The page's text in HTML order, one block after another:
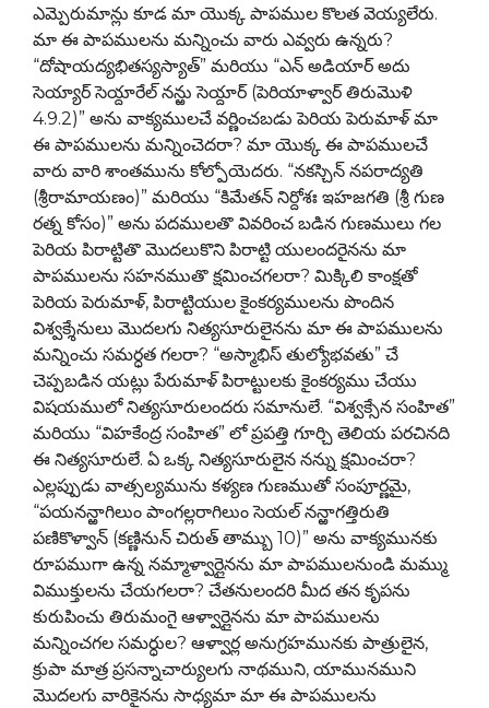
ఎమ్పెరుమాన్లు కూడ మా యొక్క పాపముల కొలత వెయ్యలేరు.
మా ఈ పాపములను మన్నించు వారు ఎవ్వరు ఉన్నరు?
“దోషాయద్యభితస్యస్యాత్” మరియు “ఎన్ అడియార్ అదు
సెయ్యార్ సెయ్దారేల్ నన్ఱు సెయ్దార్ (పెరియాళ్వార్ తిరుమొళి
4.9.2)” అను వాక్యములచే వర్ణించబడు పెరియ పెరుమాళ్ మా
ఈ పాపములను మన్నించెదరా? మా యొక్క ఈ పాపములచే
వారు వారి శాంతమును కోల్పోయెదరు. “నకస్చిన్ నపరాద్యతి
(శ్రీరామాయణం)” మరియు “కిమేతన్ నిర్దోశః ఇహజగతి (శ్రీ గుణ
రత్న కోసం)” అను పదములతొ వివరించ బడిన గుణములు గల
పెరియ పిరాట్టితొ మొదలుకొని పిరాట్టి యులందరైనను మా
పాపములను సహనముతొ క్షమించగలరా? మిక్కిలి కాంక్షతో
పెరియ పెరుమాళ్, పిరాట్టియుల కైంకర్యములను పొందిన
విశ్వక్శేనులు మొదలగు నిత్యసూరులైనను మా ఈ పాపములను
మన్నించు సమర్ధత గలరా? “అస్మాభిస్ తుల్యోభవతు” చే
చెప్పబడిన యట్లు పేరుమాళ్ పిరాట్టులకు కైంకర్యము చేయు
విషయములో నిత్యసూరులందరు సమానులే. “విశ్వక్సేన సంహిత”
మరియు “విహకేంద్ర సంహిత” లో ప్రపత్తి గూర్చి తెలియ పరచినది
ఈ నిత్యసూరులే. ఏ ఒక్క నిత్యసూరులైన నన్ను క్షమించరా?
ఎల్లప్పుడు వాత్సల్యమును కళ్యణ గుణముతో సంపూర్ణమై,
“పయనన్ఱాగిలుం పాంగల్లరాగిలుం సెయల్ నన్ఱాగత్తిరుతి
పణికొళ్వాన్ (కణ్ణినున్ చిరుత్ తామ్బు 10)” అను వాక్యమునకు
రూపముగా ఉన్న నమ్మాళ్వార్లైనను మా పాపములనుండి మమ్ము
విముక్తులను చేయగలరా? చేతనులందరి మీద తన కృపను
కురుపించు తిరుమంగై ఆళ్వార్లైనను మా పాపములను
మన్నించగల సమర్ధుల? ఆళ్వార్ల అనుగ్రహమునకు పాత్రులైన,
క్రుపా మాత్ర ప్రసన్నాచార్యులగు నాథముని, యామునముని
మొదలగు వారికైనను సాధ్యమా మా ఈ పాపములను